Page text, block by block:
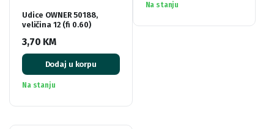
Udice OWNER 50188,
veličina 12 (fi 0.60)
3,70 KM
Dodaj u korpu
Na stanju
Na stanju